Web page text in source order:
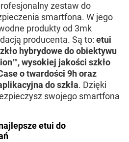
zestaw do
smartfona. W jego
produkty od 3mk
producenta. Są to: etui
hybrydowe do obiektywu
wysokiej jakości szkło
o twardości 9h oraz
do szkła. Dzięki
swojego smartfona
etui do